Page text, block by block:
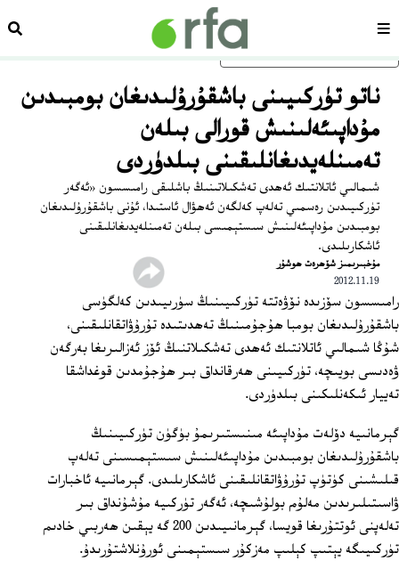
ئاساسلىق مەزمۇنغا ئاتلاڭسەھىپە
ناتو تۈركىيىنى باشقۇرۇلىدىغان بومبىدىن
مۇداپىئەلىنىش قورالى بىلەن
تەمىنلەيدىغانلىقىنى بىلدۈردى
شىمالىي ئاتلانتىك ئەھدى تەشكىلاتىنىڭ باشلىقى رامىسسون «ئەگەر
تۈركىيىدىن رەسمىي تەلەپ كەلگەن ئەھۋال ئاستىدا، ئۇنى باشقۇرۇلىدىغان
بومبىدىن مۇداپىئەلىنىش سىستېمىسى بىلەن تەمىنلەيدىغانلىقىنى
ئاشكارىلىدى.
مۇخبىرىمىز شۆھرەت ھوشۇر
2012.11.19
رامىسسون سۆزىدە نۆۋەتتە تۈركىيىنىڭ سۈرىيىدىن كەلگۈسى
باشقۇرۇلىدىغان بومبا ھۇجۇمىنىڭ تەھدىتىدە تۇرۇۋاتقانلىقىنى،
شۇڭا شىمالىي ئاتلانتىك ئەھدى تەشكىلاتنىڭ ئۆز ئەزالىرىغا بەرگەن
ۋەدىسى بويىچە، تۈركىيىنى ھەرقانداق بىر ھۇجۇمدىن قوغداشقا
تەييار ئىكەنلىكىنى بىلدۈردى.
گېرمانىيە دۆلەت مۇداپىئە مىنىستىرىمۇ بۈگۈن تۈركىيىنىڭ
باشقۇرۇلىدىغان بومبىدىن مۇداپىئەلىنىش سىستېمىسىنى تەلەپ
قىلىشىنى كۈتۈپ تۇرۇۋاتقانلىقىنى ئاشكارىلىدى. گېرمانىيە ئاخبارات
ۋاسىتىلىرىدىن مەلۇم بولۇشىچە، ئەگەر تۈركىيە مۇشۇنداق بىر
تەلەپنى ئوتتۇرىغا قويسا، گېرمانىيىدىن 200 گە يېقىن ھەربىي خادىم
تۈركىيىگە يېتىپ كېلىپ مەزكۇر سىستېمىنى ئورۇنلاشتۇرىدۇ.